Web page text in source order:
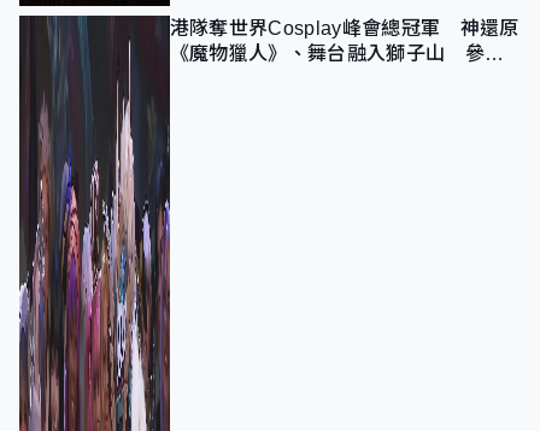
港隊奪世界Cosplay峰會總冠軍 神還原
《魔物獵人》、舞台融入獅子山 參賽